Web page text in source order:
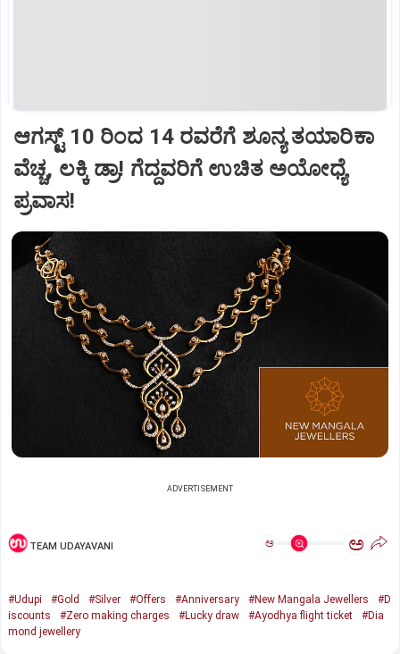
ಆಗಸ್ಟ್ 10 ರಿಂದ 14 ರವರೆಗೆ ಶೂನ್ಯ ತಯಾರಿಕಾ
ವೆಚ್ಚ, ಲಕ್ಕಿ ಡ್ರಾ! ಗೆದ್ದವರಿಗೆ ಉಚಿತ ಅಯೋಧ್ಯೆ
ಪ್ರವಾಸ!
ADVERTISEMENT
TEAM UDAYAVANI ಅ ಅ
#Udupi #Gold #Silver #Offers #Anniversary #New Mangala Jewellers
#D
iscounts
#Zero making charges #Lucky draw #Ayodhya flight ticket
#Dia
mond jewellery